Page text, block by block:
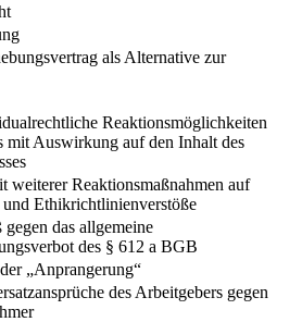
als Alternative zur
Reaktionsmöglichkeiten
mit Auswirkung auf den Inhalt des
weiterer Reaktionsmaßnahmen auf
Ethikrichtlinienverstöße
gegen das allgemeine
des § 612 a BGB
„Anprangerung“
des Arbeitgebers gegen